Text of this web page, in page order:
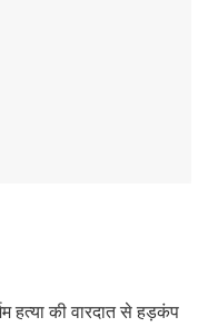
हत्या की वारदात से हड़कंप